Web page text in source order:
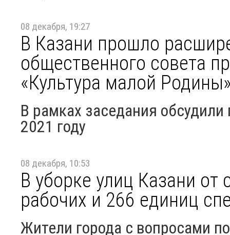
08 декабря, 19:27
В Казани прошло
общественного совета
«Культура малой
В рамках заседания
2021 году
08 декабря, 10:53
В уборке улиц Казани от
рабочих и 266 единиц
Жители города с вопросами